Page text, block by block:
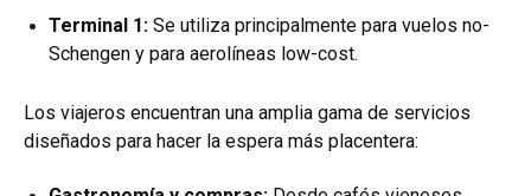
Terminal 1: Se utiliza principalmente para vuelos no-
Schengen y para aerolíneas low-cost.
Los viajeros encuentran una amplia gama de servicios
diseñados para hacer la espera más placentera: